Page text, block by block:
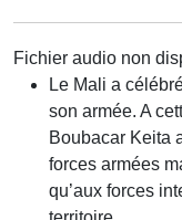
Fichier audio non
Le Mali a
son armée. A
Boubacar Keita
forces armées
qu’aux forces